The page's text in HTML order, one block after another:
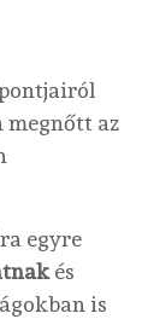
megnőtt az
egyre
és
is